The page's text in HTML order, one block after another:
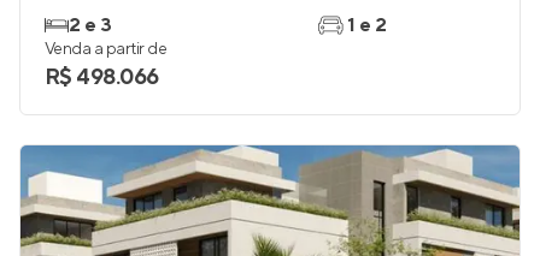
2 e 3
1 e 2
Venda a partir de
R$ 498.066